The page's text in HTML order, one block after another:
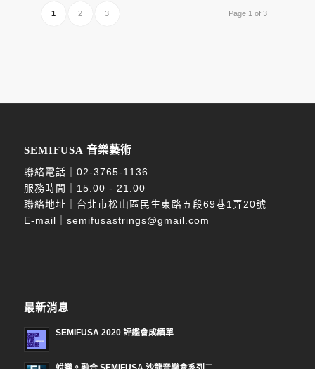
Page 1 of 3
1 2 3
SEMIFUSA 音樂藝術
聯絡電話｜ 02-3765-1136
服務時間｜15:00 - 21:00
聯絡地址｜台北市松山區民生東路五段69巷1弄20號
E-mail｜ semifusastrings@gmail.com
最新消息
SEMIFUSA 2020 評鑑會成績單